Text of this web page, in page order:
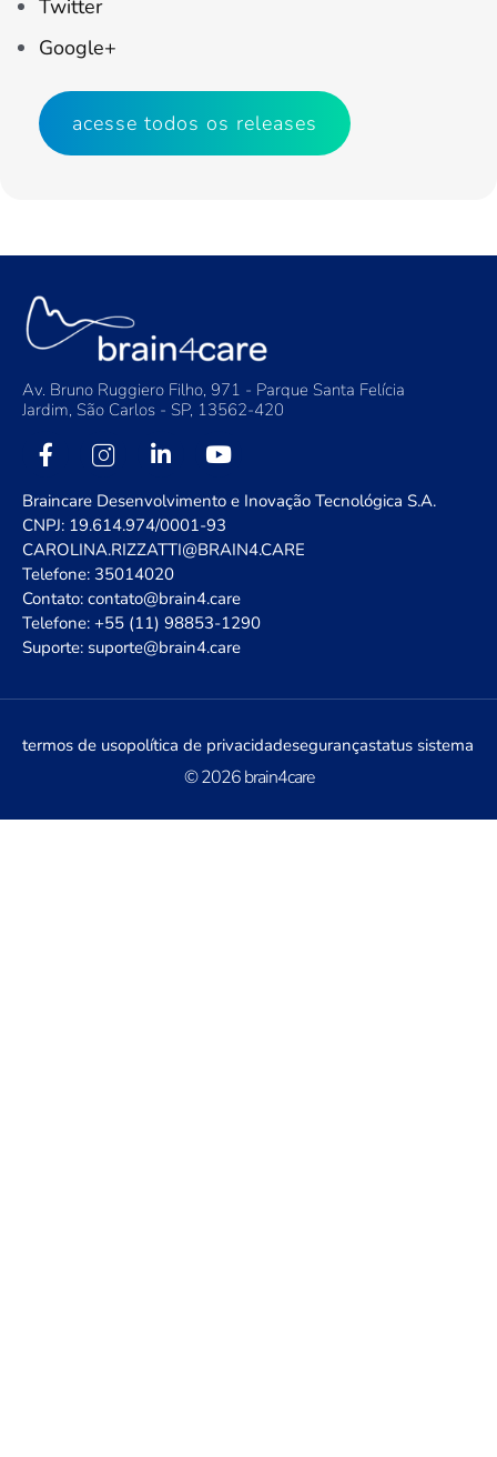
Twitter
Google+
acesse todos os releases
Av. Bruno Ruggiero Filho, 971 - Parque Santa Felícia
Jardim, São Carlos - SP, 13562-420
Braincare Desenvolvimento e Inovação Tecnológica S.A.
CNPJ: 19.614.974/0001-93
CAROLINA.RIZZATTI@BRAIN4.CARE
Telefone: 35014020
Contato: contato@brain4.care
Telefone: +55 (11) 98853-1290
Suporte: suporte@brain4.care
termos de usopolítica de privacidadesegurançastatus sistema
© 2026 brain4care